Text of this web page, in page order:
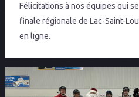
Félicitations à nos équipes qui
finale régionale de Lac-Saint-
en ligne.